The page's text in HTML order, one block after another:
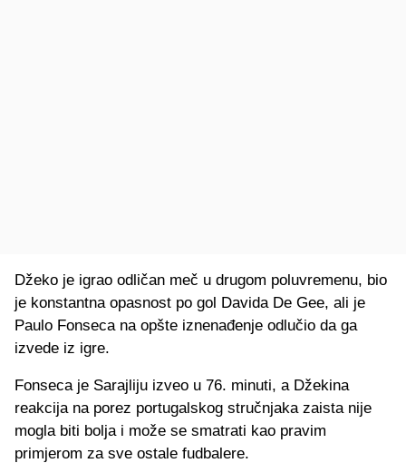
Džeko je igrao odličan meč u drugom poluvremenu, bio
je konstantna opasnost po gol Davida De Gee, ali je
Paulo Fonseca na opšte iznenađenje odlučio da ga
izvede iz igre.
Fonseca je Sarajliju izveo u 76. minuti, a Džekina
reakcija na porez portugalskog stručnjaka zaista nije
mogla biti bolja i može se smatrati kao pravim
primjerom za sve ostale fudbalere.